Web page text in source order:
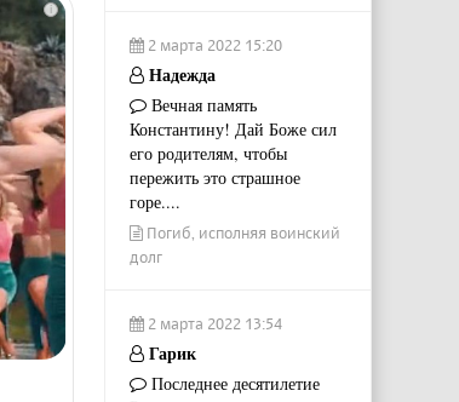
i
2 марта 2022 15:20
Надежда
Вечная память
Константину! Дай Боже сил
его родителям, чтобы
пережить это страшное
горе....
Погиб, исполняя воинский
долг
2 марта 2022 13:54
Гарик
Последнее десятилетие